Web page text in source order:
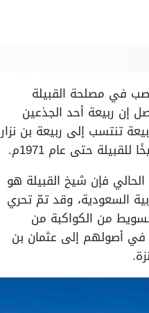
تصب في مصلحة القبيلة
إن ربيعة أحد الجذعين
تنتسب إلى ربيعة بن نزار
حتى عام 1971م.
بقي شيخًا للقبيلة حتى عام 2012م، وفي الوقت الحالي فإن شيخ القبيلة هو
السعودية، وقد تمّ تحري
من الكواكبة من
في أصولهم إلى عثمان بن